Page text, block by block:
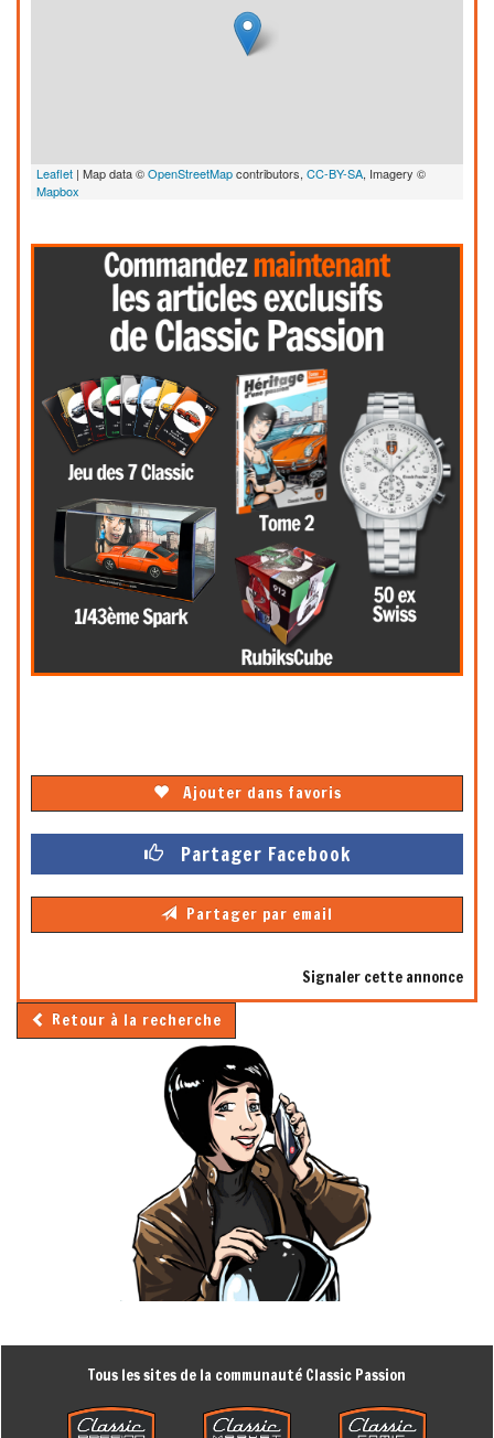
Leaflet | Map data ©OpenStreetMapcontributors, CC-BY-SA, Imagery ©
Mapbox
Ajouter dans favoris
Partager Facebook
Partager par email
Signaler cette annonce
Retour à la recherche
Tous les sites de la communauté Classic Passion